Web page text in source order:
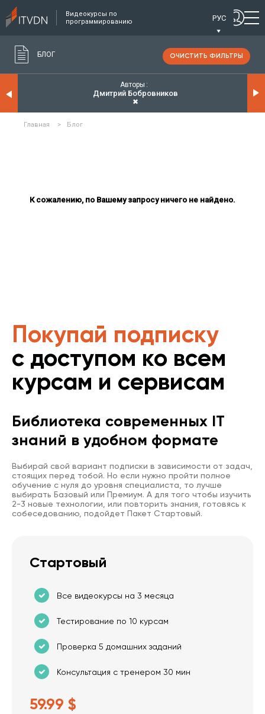
Видеокурсы по
программированию
РУС
БЛОГ ОЧИСТИТЬ ФИЛЬТРЫ
Авторы
Дмитрий Бобровников
✖
Главная > Блог
К сожалению, по Вашему запросу ничего не найдено.
Покупай подписку
с доступом ко всем
курсам и сервисам
Библиотека современных IT
знаний в удобном формате
Выбирай свой вариант подписки в зависимости от задач,
стоящих перед тобой. Но если нужно пройти полное
обучение с нуля до уровня специалиста, то лучше
выбирать Базовый или Премиум. А для того чтобы изучить
2-3 новые технологии, или повторить знания, готовясь к
собеседованию, подойдет Пакет Стартовый.
Стартовый
Все видеокурсы на 3 месяца
Тестирование по 10 курсам
Проверка 5 домашних заданий
Консультация с тренером 30 мин
59.99 $